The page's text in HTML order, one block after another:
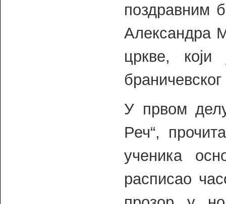
поздравним
Александра
цркве,
У првом
Реч“,
ученика
расписао